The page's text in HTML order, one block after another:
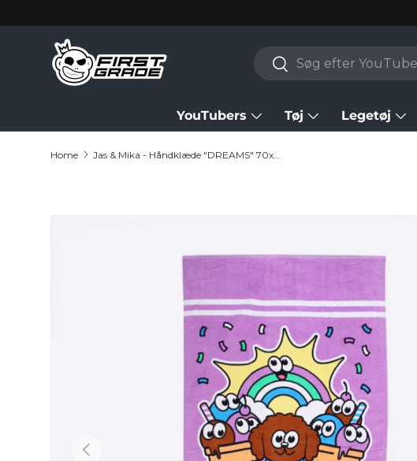
Skip to content
Search
Search
YouTubers Tøj Legetøj
Home Jas & Mika - Håndklæde "DREAMS" 70x140cm
Previous